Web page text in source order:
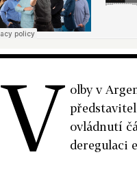
V olby v
ovládnutí
deregulaci